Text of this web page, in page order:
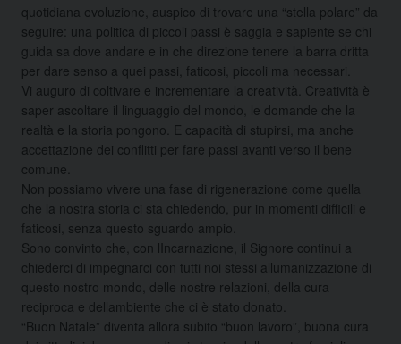
quotidiana evoluzione, auspico di trovare una “stella polare” da
seguire: una politica di piccoli passi è saggia e sapiente se chi
guida sa dove andare e in che direzione tenere la barra dritta
per dare senso a quei passi, faticosi, piccoli ma necessari.
Vi auguro di coltivare e incrementare la creatività. Creatività è
saper ascoltare il linguaggio del mondo, le domande che la
realtà e la storia pongono. E capacità di stupirsi, ma anche
accettazione dei conflitti per fare passi avanti verso il bene
comune.
Non possiamo vivere una fase di rigenerazione come quella
che la nostra storia ci sta chiedendo, pur in momenti difficili e
faticosi, senza questo sguardo ampio.
Sono convinto che, con lIncarnazione, il Signore continui a
chiederci di impegnarci con tutti noi stessi allumanizzazione di
questo nostro mondo, delle nostre relazioni, della cura
reciproca e dellambiente che ci è stato donato.
“Buon Natale” diventa allora subito “buon lavoro”, buona cura